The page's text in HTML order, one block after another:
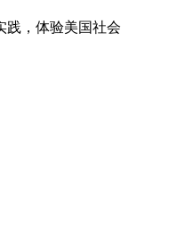
践，体验美国社会